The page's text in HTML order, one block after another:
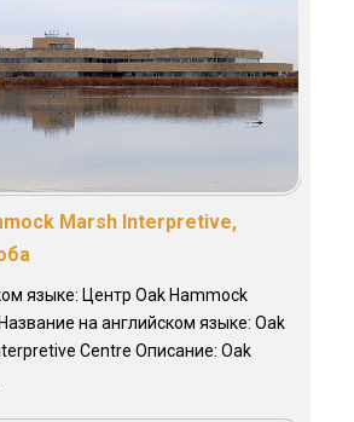
Marsh Interpretive,
языке: Центр Oak Hammock
на английском языке: Oak
Centre Описание: Oak